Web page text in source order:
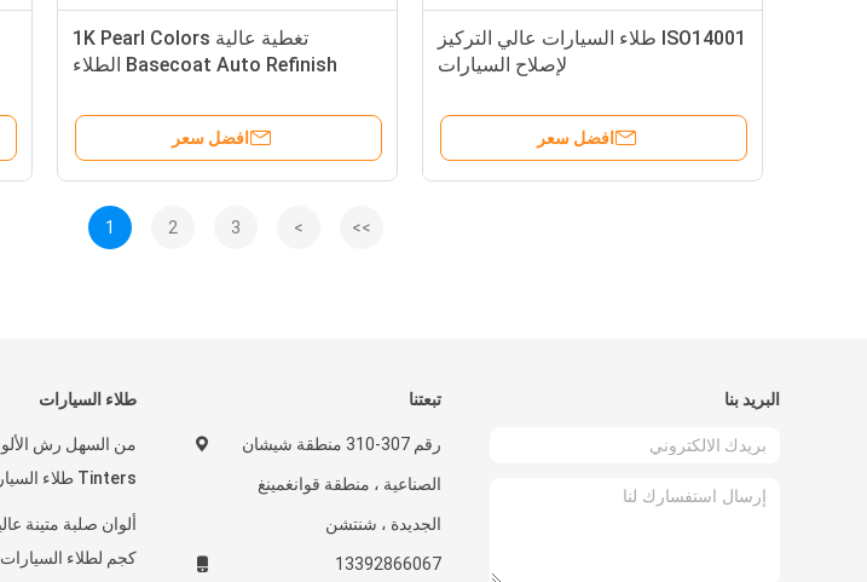
تغطية عالية 1K Pearl Colors
Basecoat Auto Refinish الطلاء
افضل سعر
ISO14001 طلاء السيارات عالي التركيز
لإصلاح السيارات
افضل سعر
1 2 3 > >>
طلاء السيارات
Tinters طلاء السيارات
كجم لطلاء السيارات
تبعتنا
رقم 307-310 منطقة شيشان
الصناعية ، منطقة قوانغمينغ
الجديدة ، شنتشن
13392866067
البريد بنا